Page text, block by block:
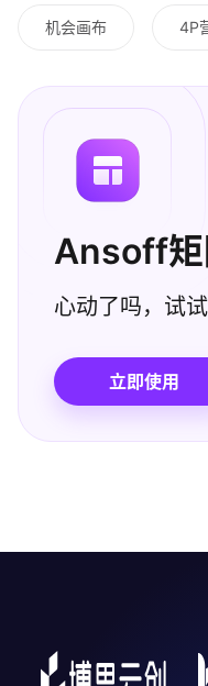
机会画布 4P
Ansoff
心动了吗，试
立即使用